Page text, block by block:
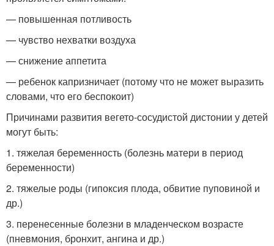
— повышенная потливость
— чувство нехватки воздуха
— снижение аппетита
— ребенок капризничает (потому что не может выразить
словами, что его беспокоит)
Причинами развития вегето-сосудистой дистонии у детей
могут быть:
1. тяжелая беременность (болезнь матери в период
беременности)
2. тяжелые роды (гипоксия плода, обвитие пуповиной и
др.)
3. перенесенные болезни в младенческом возрасте
(пневмония, бронхит, ангина и др.)